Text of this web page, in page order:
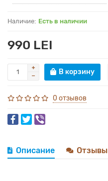
Есть в наличии
990 LEI
В корзину
0 отзывов
Описание Отзывы